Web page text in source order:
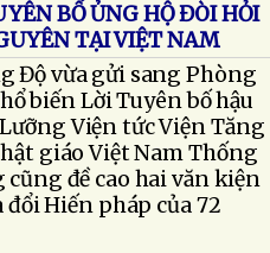
BỐ ỦNG HỘ ĐÒI HỎI
TẠI VIỆT NAM
Độ vừa gửi sang Phòng
biến Lời Tuyên bố hậu
Viện tức Viện Tăng
giáo Việt Nam Thống
cũng đề cao hai văn kiện
Hiến pháp của 72